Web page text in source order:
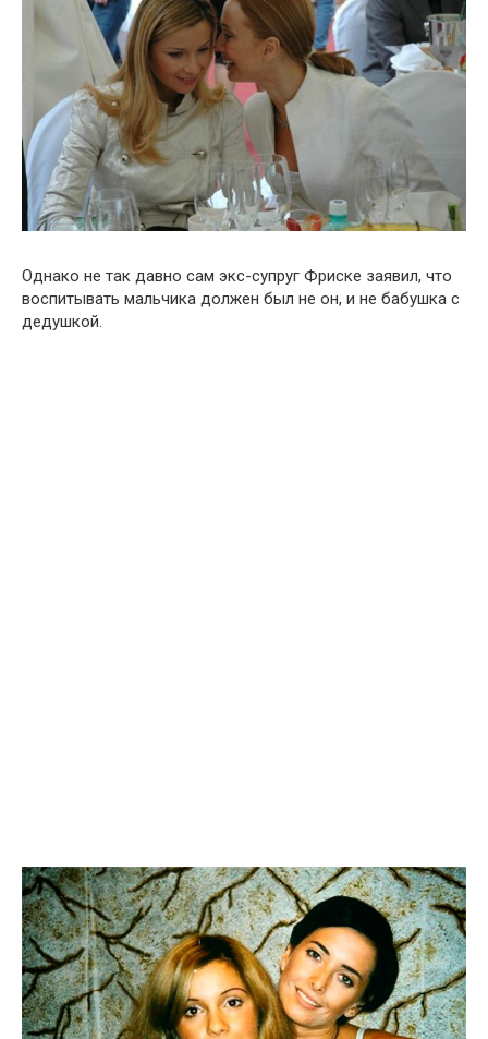
Однако не так давно сам экс-супруг Фриске заявил, что
воспитывать мальчика должен был не он, и не бабушка с
дедушкой.